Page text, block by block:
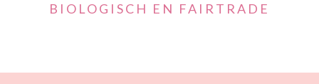
BIOLOGISCH EN FAIRTRADE